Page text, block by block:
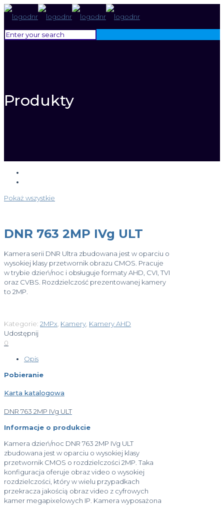
Produkty
Pokaż wszystkie
DNR 763 2MP IVg ULT
Kamera serii DNR Ultra zbudowana jest w oparciu o
wysokiej klasy przetwornik obrazu CMOS. Pracuje
w trybie dzień/noc i obsługuje formaty AHD, CVI, TVI
oraz CVBS. Rozdzielczość prezentowanej kamery
to 2MP.
Kategorie: 2MPx Kamery Kamery AHD
Udostępnij
0
Opis
Pobieranie
Karta katalogowa
DNR 763 2MP IVg ULT
Informacje o produkcie
Kamera dzień/noc DNR 763 2MP IVg ULT
zbudowana jest w oparciu o wysokiej klasy
przetwornik CMOS o rozdzielczości 2MP. Taka
konfiguracja oferuje obraz video o wysokiej
rozdzielczości, który w wielu przypadkach
przekracza jakością obraz video z cyfrowych
kamer megapixelowych IP. Kamera wyposażona